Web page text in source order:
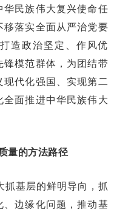
民族伟大复兴使命任
落实全面从严治党要
造政治坚定、作风优
模范群体，为团结带
代化强国、实现第二
面推进中华民族伟大
量的方法路径
抓基层的鲜明导向，抓
边缘化问题，推动基